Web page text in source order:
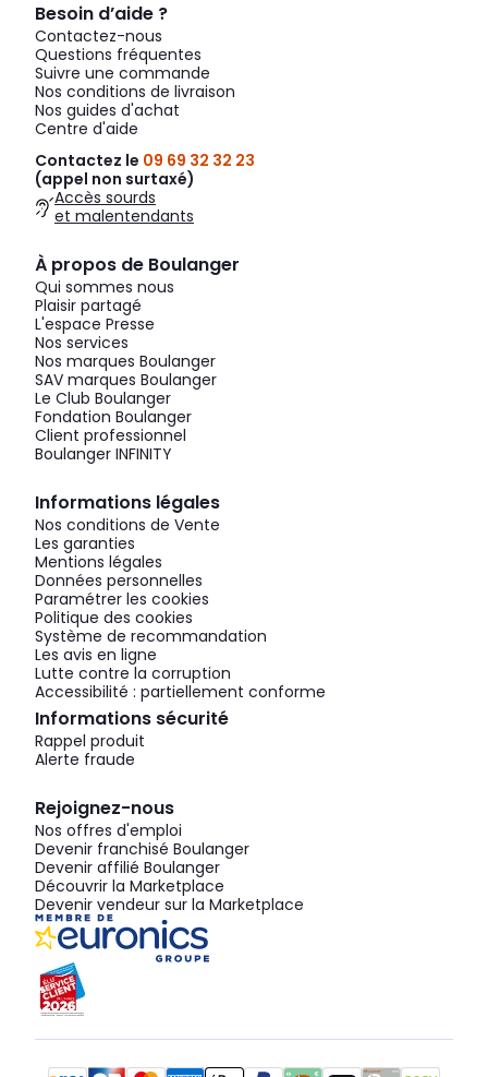
Besoin d’aide ?
Contactez-nous
Questions fréquentes
Suivre une commande
Nos conditions de livraison
Nos guides d'achat
Centre d'aide
Contactez le 09 69 32 32 23
(appel non surtaxé)
Accès sourds
et malentendants
À propos de Boulanger
Qui sommes nous
Plaisir partagé
L'espace Presse
Nos services
Nos marques Boulanger
SAV marques Boulanger
Le Club Boulanger
Fondation Boulanger
Client professionnel
Boulanger INFINITY
Informations légales
Nos conditions de Vente
Les garanties
Mentions légales
Données personnelles
Paramétrer les cookies
Politique des cookies
Système de recommandation
Les avis en ligne
Lutte contre la corruption
Accessibilité : partiellement conforme
Informations sécurité
Rappel produit
Alerte fraude
Rejoignez-nous
Nos offres d'emploi
Devenir franchisé Boulanger
Devenir affilié Boulanger
Découvrir la Marketplace
Devenir vendeur sur la Marketplace